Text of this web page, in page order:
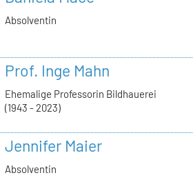
Absolventin
Prof. Inge Mahn
Ehemalige Professorin Bildhauerei
(1943 - 2023)
Jennifer Maier
Absolventin